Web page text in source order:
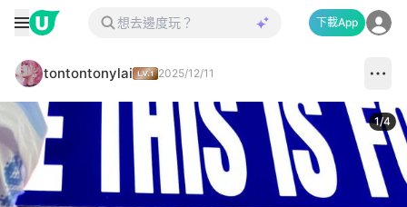
下載App
tontontonylai 2025/12/11
1/4